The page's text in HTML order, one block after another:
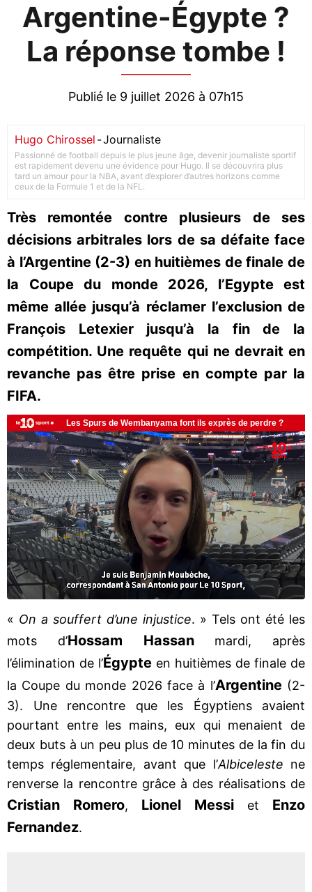
Argentine-Égypte ?
La réponse tombe !
Publié le 9 juillet 2026 à 07h15
Hugo Chirossel -Journaliste
Passionné de football depuis le plus jeune âge, devenir journaliste sportif
est rapidement devenu une évidence pour Hugo. Il se découvrira plus
tard un amour pour la NBA, avant d’explorer d’autres horizons comme
ceux de la Formule 1 et de la NFL.
Très remontée contre plusieurs de ses
décisions arbitrales lors de sa défaite face
à l’Argentine (2-3) en huitièmes de finale de
la Coupe du monde 2026, l’Egypte est
même allée jusqu’à réclamer l’exclusion de
François Letexier jusqu’à la fin de la
compétition. Une requête qui ne devrait en
revanche pas être prise en compte par la
FIFA.
« On a souffert d’une injustice. » Tels ont été les
mots d’Hossam Hassanmardi, après
l’élimination de l’Égypte en huitièmes de finale de
la Coupe du monde 2026 face à l’Argentine(2-
3). Une rencontre que les Égyptiens avaient
pourtant entre les mains, eux qui menaient de
deux buts à un peu plus de 10 minutes de la fin du
temps réglementaire, avant que l’Albiceleste ne
renverse la rencontre grâce à des réalisations de
Cristian Romero, Lionel Messi et Enzo
Fernandez.